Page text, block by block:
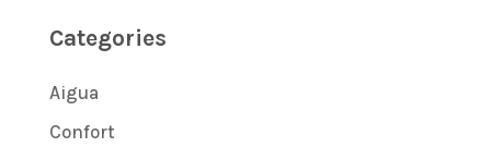
Categories
Aigua
Confort